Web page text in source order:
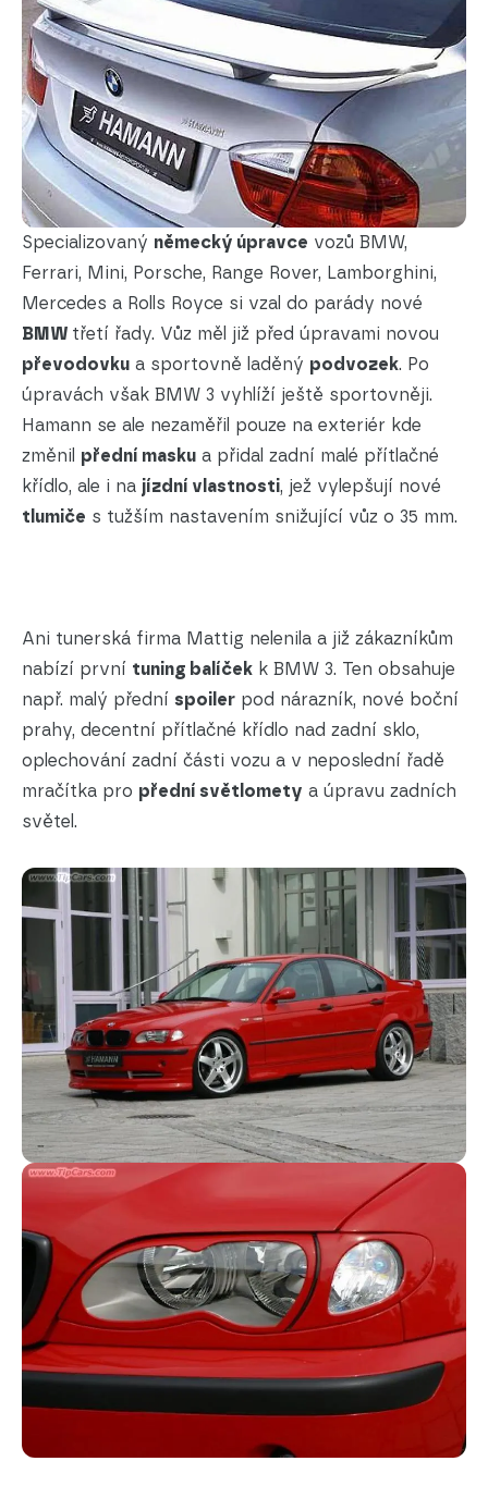
Specializovaný německý úpravce vozů BMW,
Ferrari, Mini, Porsche, Range Rover, Lamborghini,
Mercedes a Rolls Royce si vzal do parády nové
BMW třetí řady. Vůz měl již před úpravami novou
převodovku a sportovně laděný podvozek. Po
úpravách však BMW 3 vyhlíží ještě sportovněji.
Hamann se ale nezaměřil pouze na exteriér kde
změnil přední masku a přidal zadní malé přítlačné
křídlo, ale i na jízdní vlastnosti, jež vylepšují nové
tlumiče s tužším nastavením snižující vůz o 35 mm.
Ani tunerská firma Mattig nelenila a již zákazníkům
nabízí první tuning balíček k BMW 3. Ten obsahuje
např. malý přední spoiler pod nárazník, nové boční
prahy, decentní přítlačné křídlo nad zadní sklo,
oplechování zadní části vozu a v neposlední řadě
mračítka pro přední světlomety a úpravu zadních
světel.